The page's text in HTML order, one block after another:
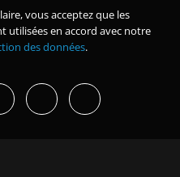
vous acceptez que les
en accord avec notre
des données.